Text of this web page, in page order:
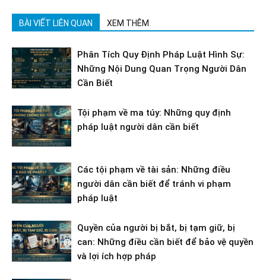
BÀI VIẾT LIÊN QUAN XEM THÊM
Phân Tích Quy Định Pháp Luật Hình Sự:
Những Nội Dung Quan Trọng Người Dân
Cần Biết
Tội phạm về ma túy: Những quy định
pháp luật người dân cần biết
Các tội phạm về tài sản: Những điều
người dân cần biết để tránh vi phạm
pháp luật
Quyền của người bị bắt, bị tạm giữ, bị
can: Những điều cần biết để bảo vệ quyền
và lợi ích hợp pháp